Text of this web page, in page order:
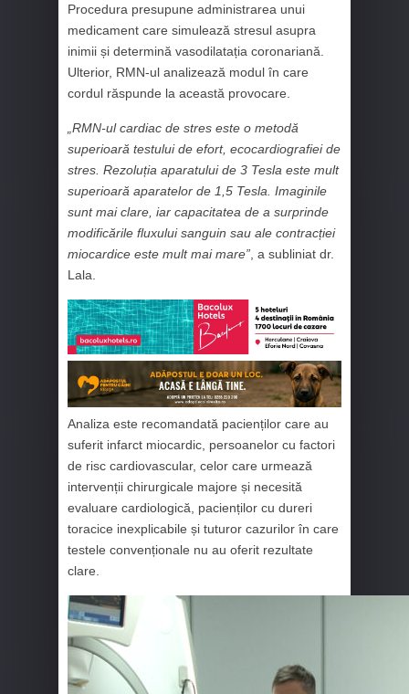
Procedura presupune administrarea unui
medicament care simulează stresul asupra
inimii și determină vasodilatația coronariană.
Ulterior, RMN-ul analizează modul în care
cordul răspunde la această provocare.
„RMN-ul cardiac de stres este o metodă
superioară testului de efort, ecocardiografiei de
stres. Rezoluția aparatului de 3 Tesla este mult
superioară aparatelor de 1,5 Tesla. Imaginile
sunt mai clare, iar capacitatea de a surprinde
modificările fluxului sanguin sau ale contracției
miocardice este mult mai mare” , a subliniat dr.
Lala.
Analiza este recomandată pacienților care au
suferit infarct miocardic, persoanelor cu factori
de risc cardiovascular, celor care urmează
intervenții chirurgicale majore și necesită
evaluare cardiologică, pacienților cu dureri
toracice inexplicabile și tuturor cazurilor în care
testele convenționale nu au oferit rezultate
clare.